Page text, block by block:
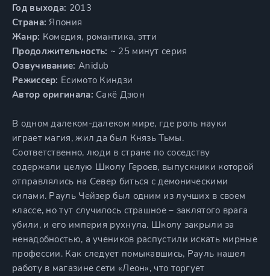
Год выхода: 2013
Страна: Япония
Жанр: Комедия, романтика, этти
Продолжительность: ~ 25 минут серия
Озвучивание: Anidub
Режиссер: Ёсимото Киндзи
Автор оригинала: Сакё Дзюн
В одном далеком-далеком мире, где роль науки
играет магия, жил да был Князь Тьмы.
Соответственно, люди в стране по соседству
содержали целую Школу Героев, выпускники которой
отправлялись на Север биться с демоническими
силами. Рауль Чейзер был одним из лучших в своем
классе, но тут случилось страшное – заклятого врага
убили, и его империя рухнула. Школу закрыли за
ненадобностью, а учеников распустили искать мирные
профессии. Как следует помыкавшись, Рауль нашел
работу в магазине сети «Леон», что торгует